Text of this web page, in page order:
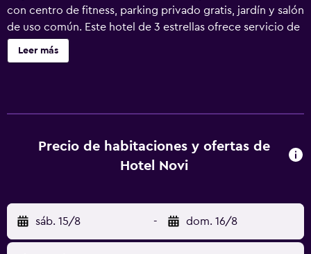
con centro de fitness, parking privado gratis, jardín y salón
de uso común. Este hotel de 3 estrellas ofrece servicio de
habitaciones, recepción 24 horas y wifi gratis. El hotel
tiene terraza, vistas a la ciudad, restaurante y bar. En el
secador de pelo. En Hotel Novi, las habitaciones disponen
de ropa de cama y toallas. El desayuno ofrece opciones
km del alojamiento, y Fortaleza de Forte Mare está a 3,9
km.
Leer más
Precio de habitaciones y ofertas de
Hotel Novi
sáb. 15/8 - dom. 16/8